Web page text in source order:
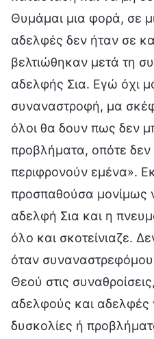
Θυμάμαι μια φορά, σε
αδελφές δεν ήταν σε
βελτιώθηκαν μετά τη
αδελφής Σια. Εγώ όχι
συναναστροφή, μα
όλοι θα δουν πως δεν
προβλήματα, οπότε
περιφρονούν εμένα».
προσπαθούσα μονίμως
αδελφή Σια και η
όλο και σκοτείνιαζε.
όταν
Θεού στις
αδελφούς και αδελφές
δυσκολίες ή